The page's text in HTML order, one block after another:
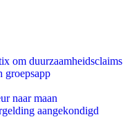
om duurzaamheidsclaims
groepsapp
naar maan
aangekondigd